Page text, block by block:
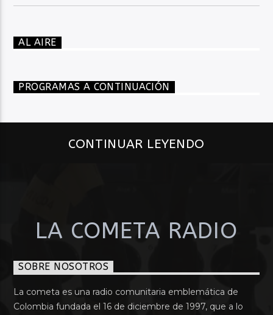
AL AIRE
PROGRAMAS A CONTINUACIÓN
CONTINUAR LEYENDO
LA COMETA RADIO
SOBRE NOSOTROS
La cometa es una radio comunitaria emblemática de
Colombia fundada el 16 de diciembre de 1997, que a lo